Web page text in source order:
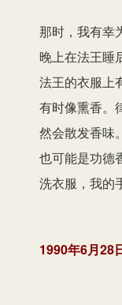
那时，我有幸
晚上在法王睡
法王的衣服上
有时像熏香。
然会散发香味
也可能是功德
洗衣服，我的
1990年6月28